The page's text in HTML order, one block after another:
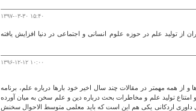
۱۳۹۷-۰۳-۳۰ ۱۵:۴۰
تولید علم در حوزه علوم انسانی و اجتماعی در دنیا افزایش یافته
۱۳۹۶-۱۲-۱۲ ۱۰:۰۰
و از همه مهمتر در مقالات چند سال اخیر خود بارها درباره علم، برنامه
تولید علم و مخاطرات بحث درباره دین و علم سخن به میان آورده
داوری اردکانی یکی هم این است که باید معلمی متوسط الاحوال سخنش